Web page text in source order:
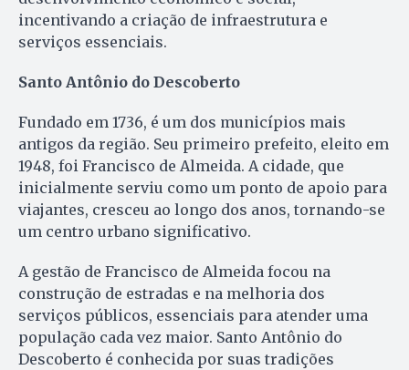
incentivando a criação de infraestrutura e
serviços essenciais.
Santo Antônio do Descoberto
Fundado em 1736, é um dos municípios mais
antigos da região. Seu primeiro prefeito, eleito em
1948, foi Francisco de Almeida. A cidade, que
inicialmente serviu como um ponto de apoio para
viajantes, cresceu ao longo dos anos, tornando-se
um centro urbano significativo.
A gestão de Francisco de Almeida focou na
construção de estradas e na melhoria dos
serviços públicos, essenciais para atender uma
população cada vez maior. Santo Antônio do
Descoberto é conhecida por suas tradições